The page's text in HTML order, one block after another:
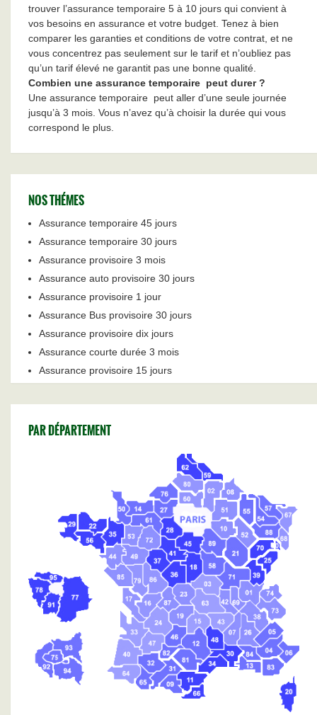
trouver l’assurance temporaire 5 à 10 jours qui convient à
vos besoins en assurance et votre budget. Tenez à bien
comparer les garanties et conditions de votre contrat, et ne
vous concentrez pas seulement sur le tarif et n’oubliez pas
qu’un tarif élevé ne garantit pas une bonne qualité.
Combien une assurance temporaire peut durer ?
Une assurance temporaire peut aller d’une seule journée
jusqu’à 3 mois. Vous n’avez qu’à choisir la durée qui vous
correspond le plus.
NOS THÉMES
Assurance temporaire 45 jours
Assurance temporaire 30 jours
Assurance provisoire 3 mois
Assurance auto provisoire 30 jours
Assurance provisoire 1 jour
Assurance Bus provisoire 30 jours
Assurance provisoire dix jours
Assurance courte durée 3 mois
Assurance provisoire 15 jours
PAR DÉPARTEMENT